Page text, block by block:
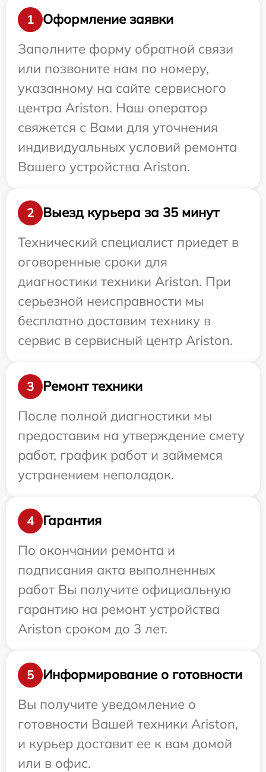
1
Оформление заявки
Заполните форму обратной связи
или позвоните нам по номеру,
указанному на сайте сервисного
центра Ariston. Наш оператор
свяжется с Вами для уточнения
индивидуальных условий ремонта
Вашего устройства Ariston.
2
Выезд курьера за 35 минут
Технический специалист приедет в
оговоренные сроки для
диагностики техники Ariston. При
серьезной неисправности мы
бесплатно доставим технику в
сервис в сервисный центр Ariston.
3
Ремонт техники
После полной диагностики мы
предоставим на утверждение смету
работ, график работ и займемся
устранением неполадок.
4
Гарантия
По окончании ремонта и
подписания акта выполненных
работ Вы получите официальную
гарантию на ремонт устройства
Ariston сроком до 3 лет.
5
Информирование о готовности
Вы получите уведомление о
готовности Вашей техники Ariston,
и курьер доставит ее к вам домой
или в офис.